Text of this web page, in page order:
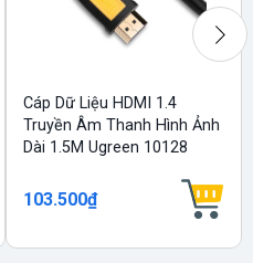
Cáp Dữ Liệu HDMI 1.4
Truyền Âm Thanh Hình Ảnh
Dài 1.5M Ugreen 10128
103.500₫